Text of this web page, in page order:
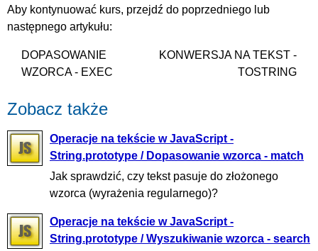
Aby kontynuować kurs, przejdź do poprzedniego lub
następnego artykułu:
DOPASOWANIE
WZORCA - EXEC
KONWERSJA NA TEKST -
TOSTRING
Zobacz także
Operacje na tekście w JavaScript -
String.prototype / Dopasowanie wzorca - match
Jak sprawdzić, czy tekst pasuje do złożonego
wzorca (wyrażenia regularnego)?
Operacje na tekście w JavaScript -
String.prototype / Wyszukiwanie wzorca - search